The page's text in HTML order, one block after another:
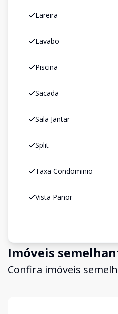
Lareira
Lavabo
Piscina
Sacada
Sala Jantar
Split
Taxa Condominio
Vista Panor
Imóveis
Confira imóveis